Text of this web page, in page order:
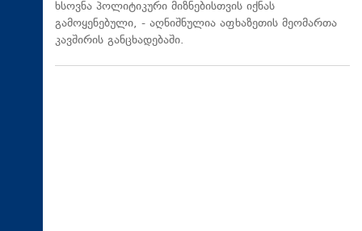
ხსოვნა პოლიტიკური მიზნებისთვის იქნას
გამოყენებული, - აღნიშნულია აფხაზეთის მეომართა
კავშირის განცხადებაში.